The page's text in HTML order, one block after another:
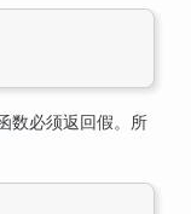
数必须返回假。所